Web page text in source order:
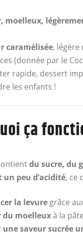
moelleux,
caramélisée, légère
(donnée par le
rapide, dessert
les enfants !
ça
du sucre, du
peu d’acidité, ce
la levuregrâce
du moelleuxà la pâte
une saveur sucrée